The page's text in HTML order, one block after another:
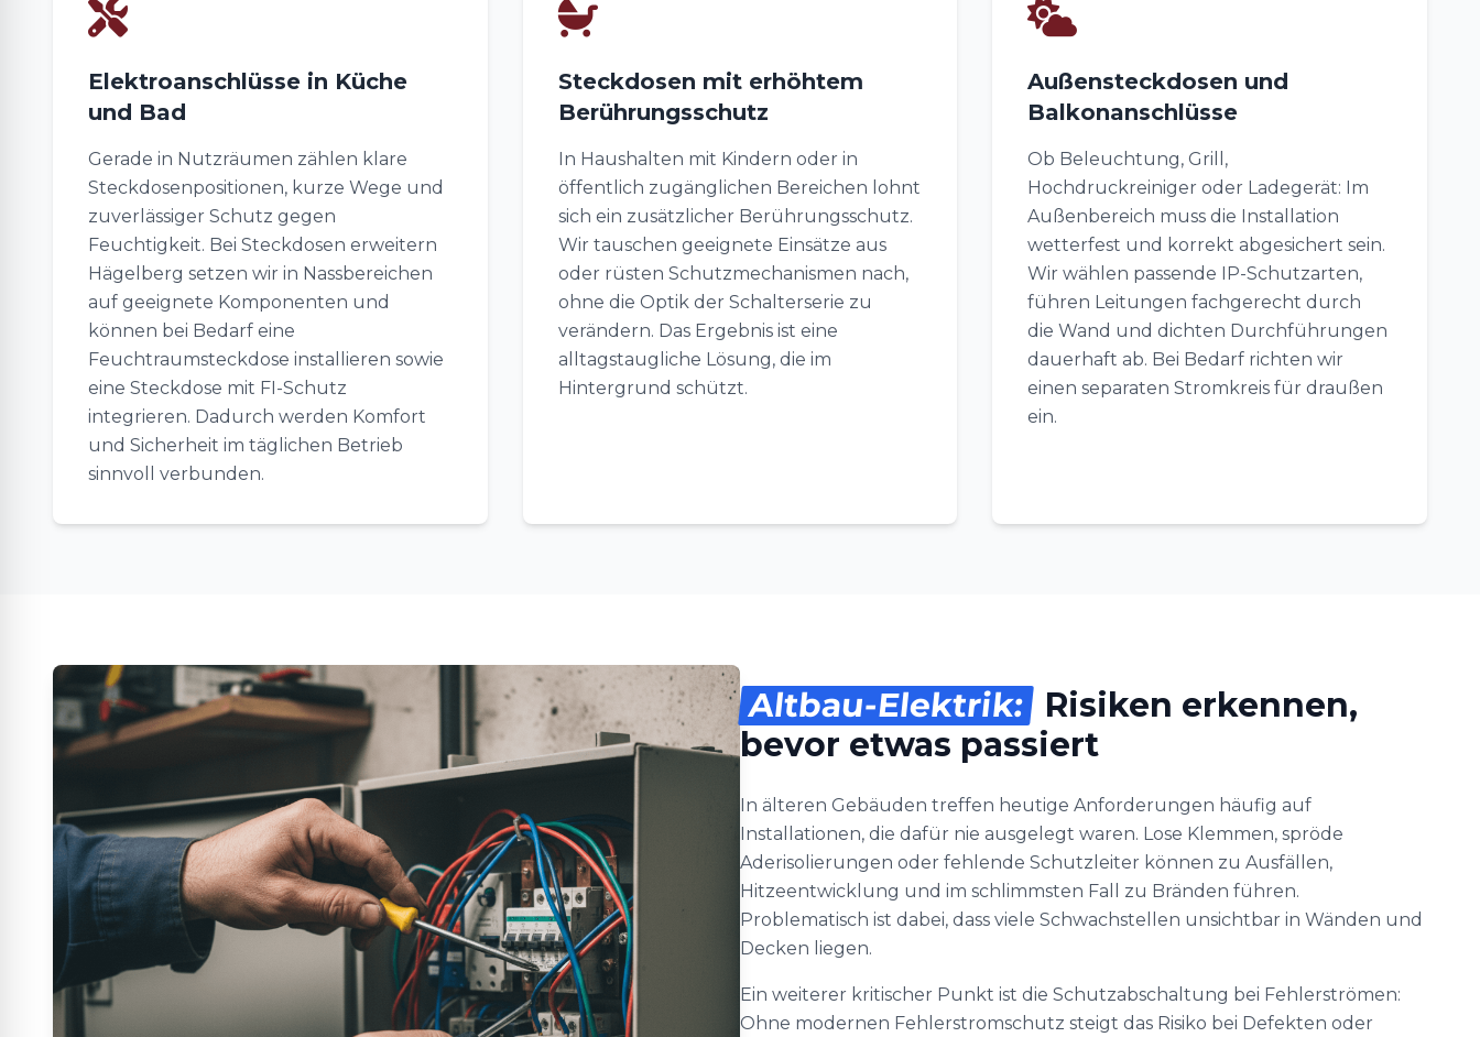
Elektroanschlüsse in Küche
und Bad
Gerade in Nutzräumen zählen klare
Steckdosenpositionen, kurze Wege und
zuverlässiger Schutz gegen
Feuchtigkeit. Bei Steckdosen erweitern
Hägelberg setzen wir in Nassbereichen
auf geeignete Komponenten und
können bei Bedarf eine
Feuchtraumsteckdose installieren sowie
eine Steckdose mit FI-Schutz
integrieren. Dadurch werden Komfort
und Sicherheit im täglichen Betrieb
sinnvoll verbunden.
Steckdosen mit erhöhtem
Berührungsschutz
In Haushalten mit Kindern oder in
öffentlich zugänglichen Bereichen lohnt
sich ein zusätzlicher Berührungsschutz.
Wir tauschen geeignete Einsätze aus
oder rüsten Schutzmechanismen nach,
ohne die Optik der Schalterserie zu
verändern. Das Ergebnis ist eine
alltagstaugliche Lösung, die im
Hintergrund schützt.
Außensteckdosen und
Balkonanschlüsse
Ob Beleuchtung, Grill,
Hochdruckreiniger oder Ladegerät: Im
Außenbereich muss die Installation
wetterfest und korrekt abgesichert sein.
Wir wählen passende IP-Schutzarten,
führen Leitungen fachgerecht durch
die Wand und dichten Durchführungen
dauerhaft ab. Bei Bedarf richten wir
einen separaten Stromkreis für draußen
ein.
Altbau-Elektrik: Risiken erkennen,
bevor etwas passiert
In älteren Gebäuden treffen heutige Anforderungen häufig auf
Installationen, die dafür nie ausgelegt waren. Lose Klemmen, spröde
Aderisolierungen oder fehlende Schutzleiter können zu Ausfällen,
Hitzeentwicklung und im schlimmsten Fall zu Bränden führen.
Problematisch ist dabei, dass viele Schwachstellen unsichtbar in Wänden und
Decken liegen.
Ein weiterer kritischer Punkt ist die Schutzabschaltung bei Fehlerströmen:
Ohne modernen Fehlerstromschutz steigt das Risiko bei Defekten oder